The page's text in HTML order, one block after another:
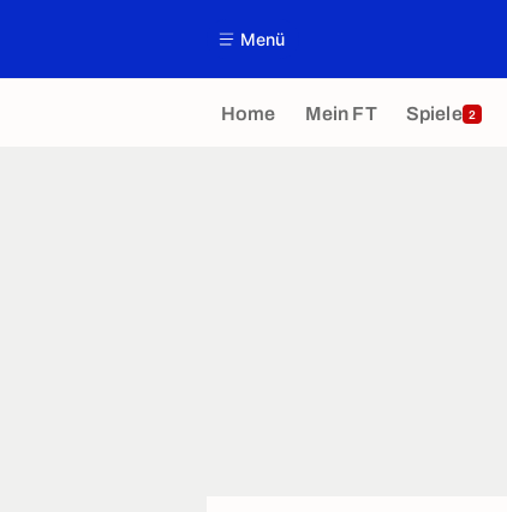
Menü
Home Mein FT Spiele 2